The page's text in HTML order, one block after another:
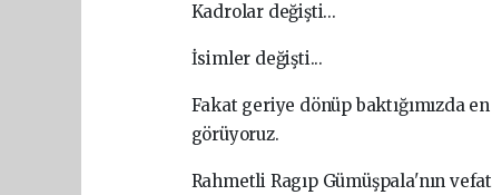
Kadrolar değişti...
İsimler değişti...
Fakat geriye dönüp baktığımızda
görüyoruz.
Rahmetli Ragıp Gümüşpala'nın